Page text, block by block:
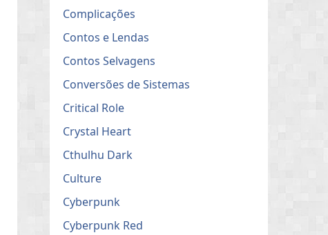
Complicações
Contos e Lendas
Contos Selvagens
Conversões de Sistemas
Critical Role
Crystal Heart
Cthulhu Dark
Culture
Cyberpunk
Cyberpunk Red